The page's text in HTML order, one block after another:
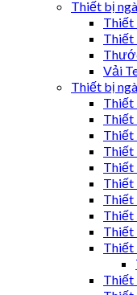
Thiết bị
Thiết
Thiết
Vải
Thiết bị
Thiết
Thiết
Thiết
Thiết
Thiết
Thiết
Thiết
Thiết
Thiết
Thiết
Thiết